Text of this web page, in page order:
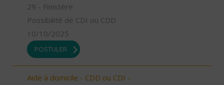
29 - Finistère
Possibilité de CDI ou CDD
10/10/2025
POSTULER
Aide à domicile - CDD ou CDI -